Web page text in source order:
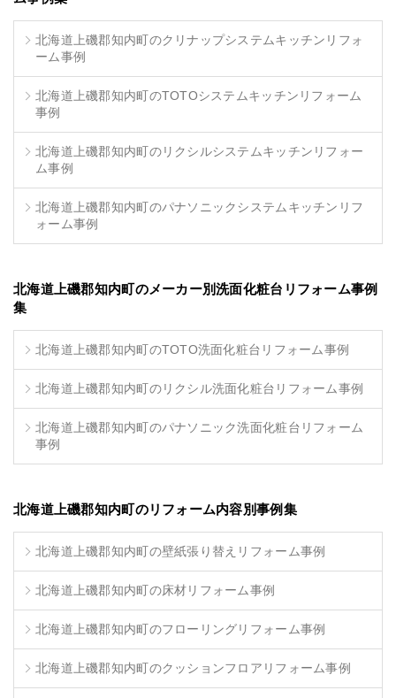
北海道上磯郡知内町のクリナップシステムキッチンリフォ
ーム事例
北海道上磯郡知内町のTOTOシステムキッチンリフォーム
事例
北海道上磯郡知内町のリクシルシステムキッチンリフォー
ム事例
北海道上磯郡知内町のパナソニックシステムキッチンリフ
ォーム事例
北海道上磯郡知内町のメーカー別洗面化粧台リフォーム事例
集
北海道上磯郡知内町のTOTO洗面化粧台リフォーム事例
北海道上磯郡知内町のリクシル洗面化粧台リフォーム事例
北海道上磯郡知内町のパナソニック洗面化粧台リフォーム
事例
北海道上磯郡知内町のリフォーム内容別事例集
北海道上磯郡知内町の壁紙張り替えリフォーム事例
北海道上磯郡知内町の床材リフォーム事例
北海道上磯郡知内町のフローリングリフォーム事例
北海道上磯郡知内町のクッションフロアリフォーム事例